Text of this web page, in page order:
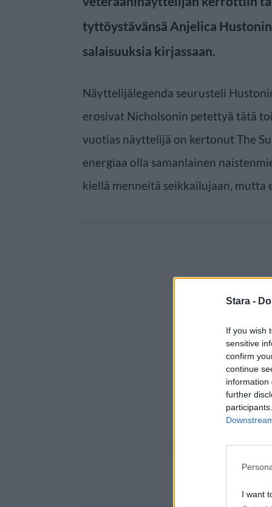
Stara -
If you wish
sensitive
confirm
continue
information
further
I want
tyttöystävänsä Anjelica
salaisuuksia kirjassaan.
Näyttelijälegenda seurusteli
erosivat Nicholsonin petettyä tätä
vuotias näyttelijä on kertonut The
energiaa olla samanlainen
kiellä menneitä seikkailujaan, mutta